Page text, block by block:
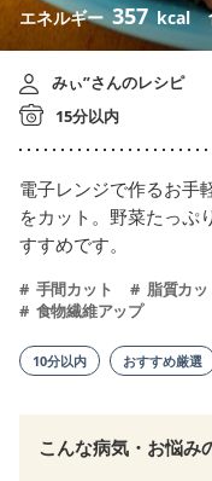
エネルギー357 kcal
みぃ”さんのレシピ
15分以内
電子レンジで作るお手
をカット。野菜たっぷ
すすめです。
手間カット 脂質カッ
食物繊維アップ
10分以内 おすすめ厳選
こんな病気・お悩み